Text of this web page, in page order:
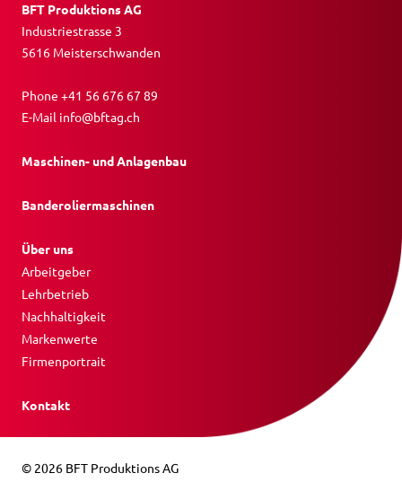
BFT Produktions AG
Industriestrasse 3
5616 Meisterschwanden
Phone +41 56 676 67 89
E-Mail info@bftag.ch
Maschinen- und Anlagenbau
Banderoliermaschinen
Über uns
Arbeitgeber
Lehrbetrieb
Nachhaltigkeit
Markenwerte
Firmenportrait
Kontakt
© 2026 BFT Produktions AG